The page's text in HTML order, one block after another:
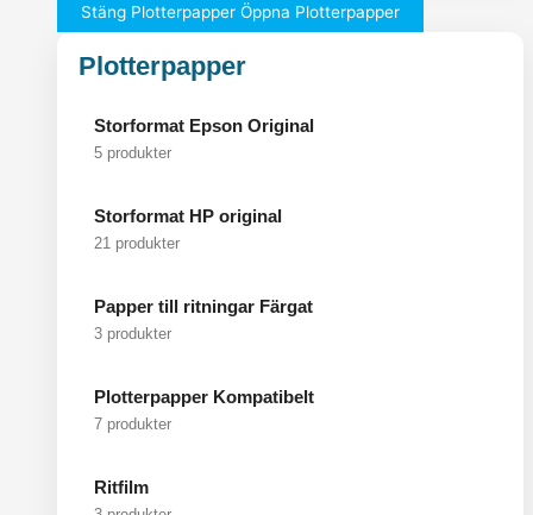
Stäng Plotterpapper Öppna Plotterpapper
Plotterpapper
Storformat Epson Original
5 produkter
Storformat HP original
21 produkter
Papper till ritningar Färgat
3 produkter
Plotterpapper Kompatibelt
7 produkter
Ritfilm